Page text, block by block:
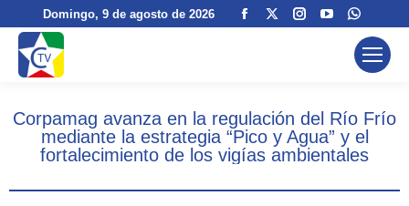
Domingo, 9 de agosto de 2026
Facebook
windowwindow
Instagram
window
YouTube
page
opens
window
page
opens
Corpamag avanza en la regulación del Río Frío
mediante la estrategia “Pico y Agua” y el
fortalecimiento de los vigías ambientales